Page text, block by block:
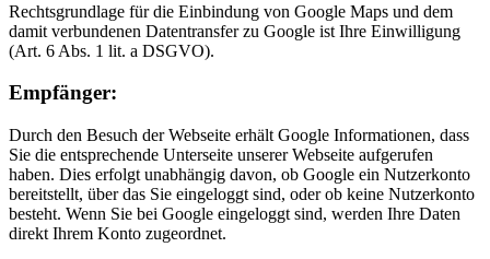
Rechtsgrundlage für die Einbindung von Google Maps und dem
damit verbundenen Datentransfer zu Google ist Ihre Einwilligung
(Art. 6 Abs. 1 lit. a DSGVO).
Empfänger:
Durch den Besuch der Webseite erhält Google Informationen, dass
Sie die entsprechende Unterseite unserer Webseite aufgerufen
haben. Dies erfolgt unabhängig davon, ob Google ein Nutzerkonto
bereitstellt, über das Sie eingeloggt sind, oder ob keine Nutzerkonto
besteht. Wenn Sie bei Google eingeloggt sind, werden Ihre Daten
direkt Ihrem Konto zugeordnet.